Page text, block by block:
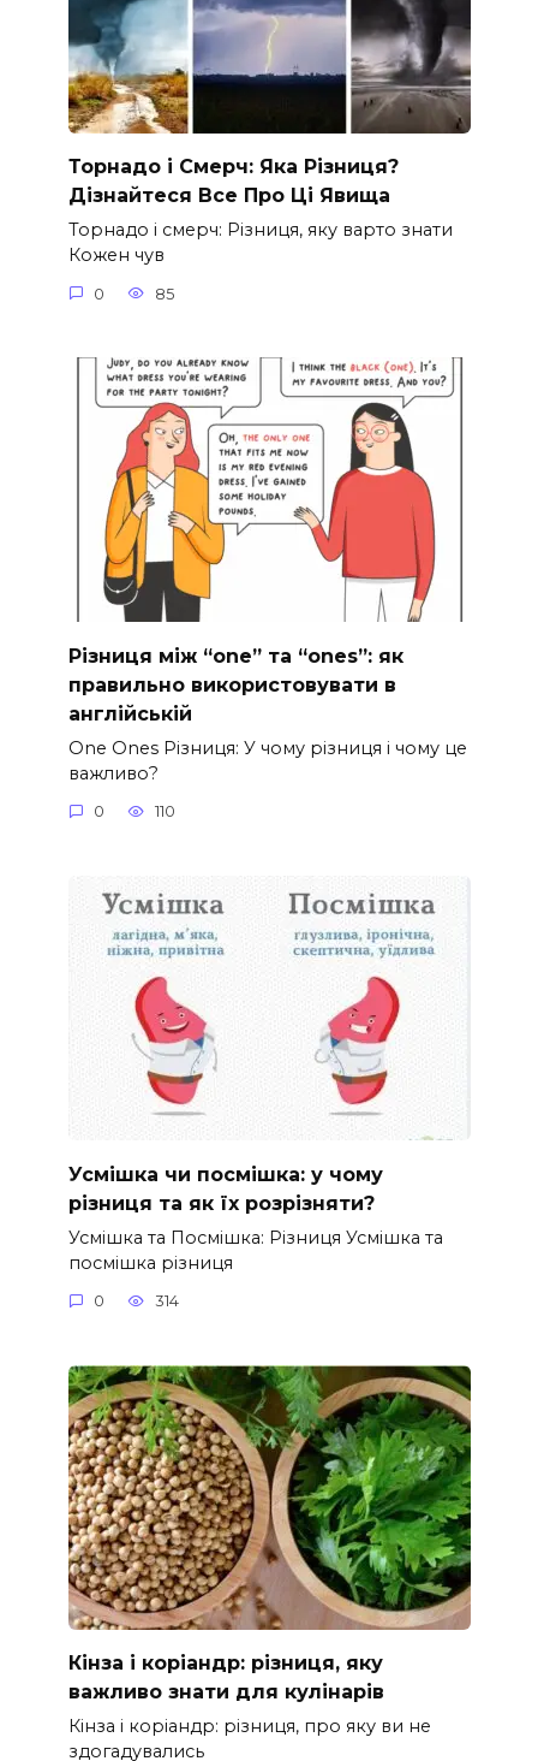
Торнадо і Смерч: Яка Різниця?
Дізнайтеся Все Про Ці Явища
Торнадо і смерч: Різниця, яку варто знати
Кожен чув
0 85
Різниця між “one” та “ones”: як
правильно використовувати в
англійській
One Ones Різниця: У чому різниця і чому це
важливо?
0 110
Усмішка чи посмішка: у чому
різниця та як їх розрізняти?
Усмішка та Посмішка: Різниця Усмішка та
посмішка різниця
0 314
Кінза і коріандр: різниця, яку
важливо знати для кулінарів
Кінза і коріандр: різниця, про яку ви не
здогадувались